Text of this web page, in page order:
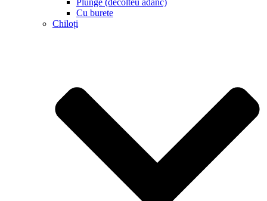
Plunge (decolteu adânc)
Cu burete
Chiloți